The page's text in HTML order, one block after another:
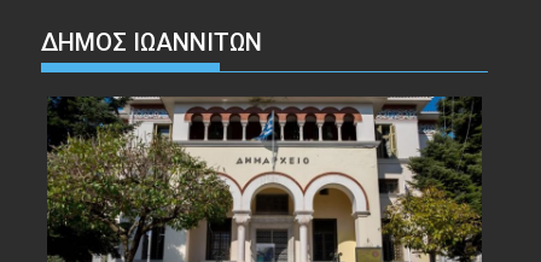
ΔΗΜΟΣ ΙΩΑΝΝΙΤΩΝ